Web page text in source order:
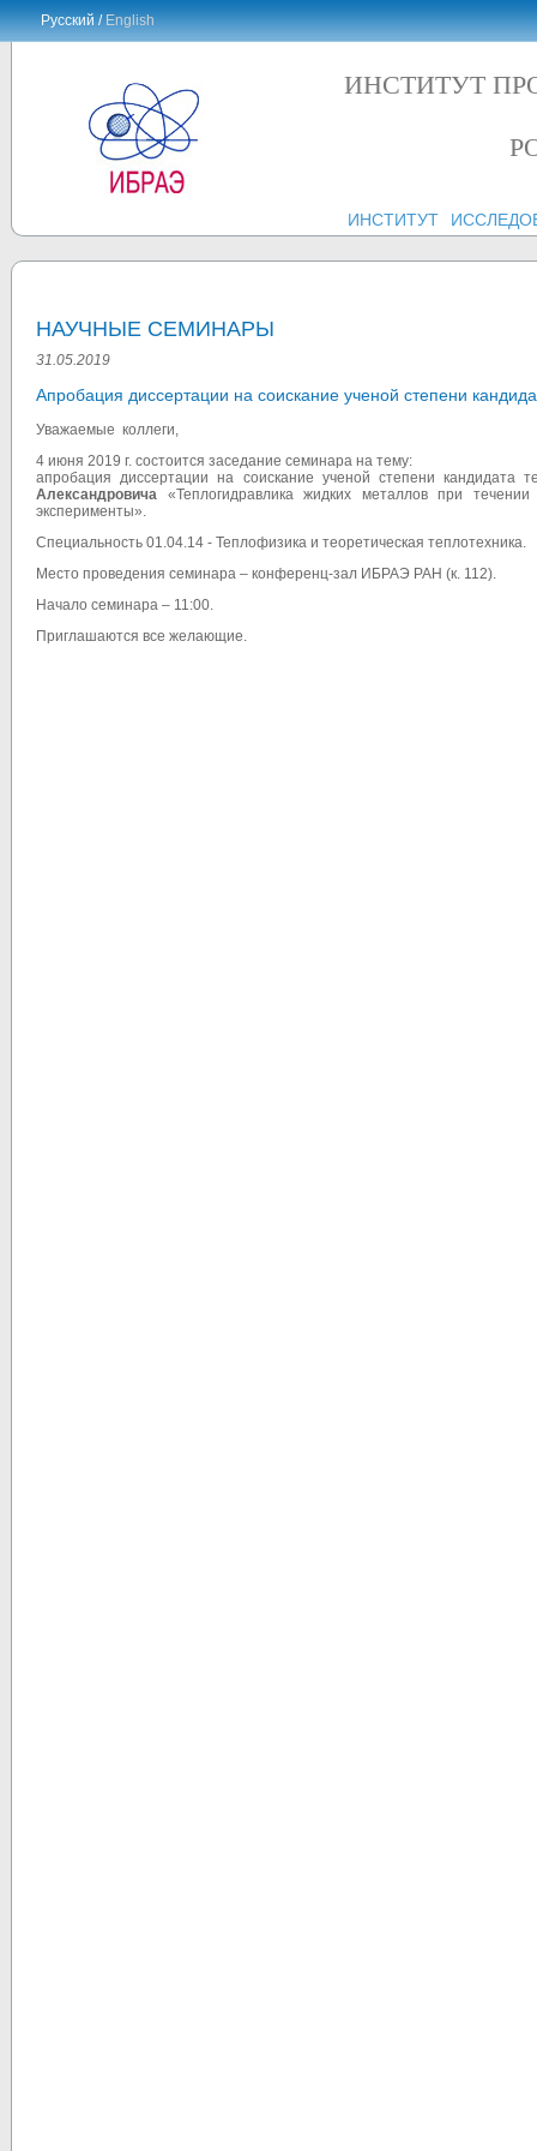
Русский /English
ИНСТИТУТ
ИНСТИТУТ
НАУЧНЫЕ СЕМИНАРЫ
31.05.2019
Апробация диссертации на соискание ученой степени
Уважаемые коллеги,
4 июня 2019 г. состоится заседание семинара на тему:
апробация диссертации на соискание ученой степени
Александровича «Теплогидравлика жидких металлов при
эксперименты».
Специальность 01.04.14 - Теплофизика и теоретическая теплотехника.
Место проведения семинара – конференц-зал ИБРАЭ РАН (к. 112).
Начало семинара – 11:00.
Приглашаются все желающие.